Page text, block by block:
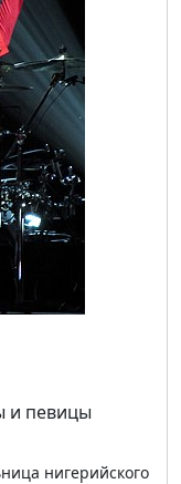
и певицы
нигерийского